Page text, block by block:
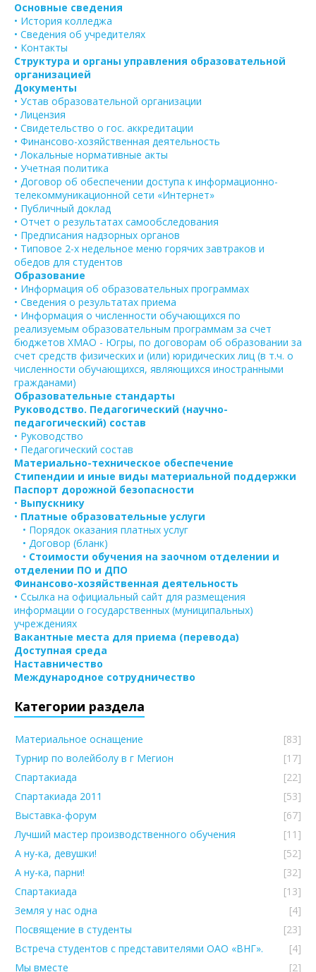
Основные сведения
• История колледжа
• Сведения об учредителях
• Контакты
Структура и органы управления образовательной
организацией
Документы
• Устав образовательной организации
• Лицензия
• Свидетельство о гос. аккредитации
• Финансово-хозяйственная деятельность
• Локальные нормативные акты
• Учетная политика
• Договор об обеспечении доступа к информационно-
телекоммуникационной сети «Интернет»
• Публичный доклад
• Отчет о результатах самообследования
• Предписания надзорных органов
• Типовое 2-х недельное меню горячих завтраков и
обедов для студентов
Образование
• Информация об образовательных программах
• Сведения о результатах приема
• Информация о численности обучающихся по
реализуемым образовательным программам за счет
бюджетов ХМАО - Югры, по договорам об образовании за
счет средств физических и (или) юридических лиц (в т.ч. о
численности обучающихся, являющихся иностранными
гражданами)
Образовательные стандарты
Руководство. Педагогический (научно-
педагогический) состав
• Руководство
• Педагогический состав
Материально-техническое обеспечение
Стипендии и иные виды материальной поддержки
Паспорт дорожной безопасности
• Выпускнику
• Платные образовательные услуги
• Порядок оказания платных услуг
• Договор (бланк)
• Стоимости обучения на заочном отделении и
отделении ПО и ДПО
Финансово-хозяйственная деятельность
• Ссылка на официальный сайт для размещения
информации о государственных (муниципальных)
учреждениях
Вакантные места для приема (перевода)
Доступная среда
Наставничество
Международное сотрудничество
Категории раздела
Материальное оснащение
[83]
Турнир по волейболу в г Мегион
[17]
Спартакиада
[22]
Спартакиада 2011
[53]
Выставка-форум
[67]
Лучший мастер производственного обучения
[11]
А ну-ка, девушки!
[52]
А ну-ка, парни!
[32]
Спартакиада
[13]
Земля у нас одна
[4]
Посвящение в студенты
[23]
Встреча студентов с представителями ОАО «ВНГ».
[4]
Мы вместе
[2]